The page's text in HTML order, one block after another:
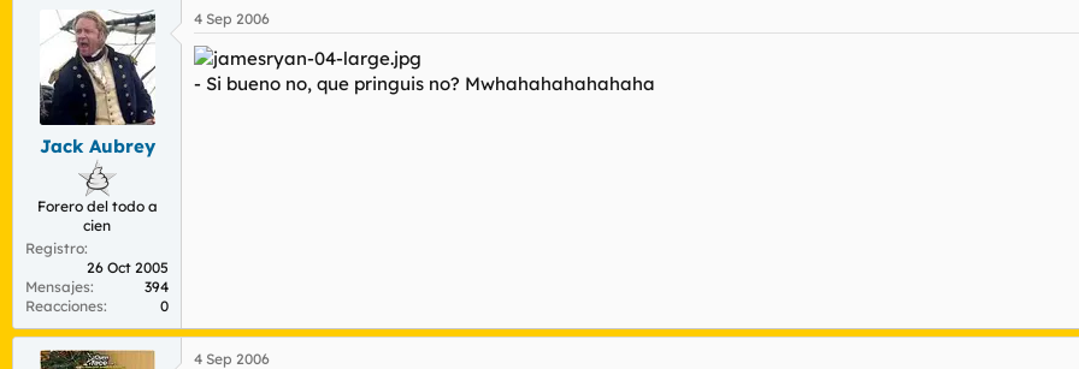
Jack Aubrey
Forero del todo a
cien
Registro
26 Oct 2005
Mensajes
394
Reacciones
0
4 Sep 2006
- Si bueno no, que pringuis no? Mwhahahahahahaha
4 Sep 2006